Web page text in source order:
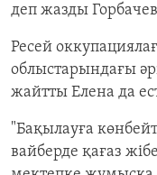
деп жазды
Ресей
облыстарындағы
жайтты Елена да
"Бақылауға
вайберде қағаз